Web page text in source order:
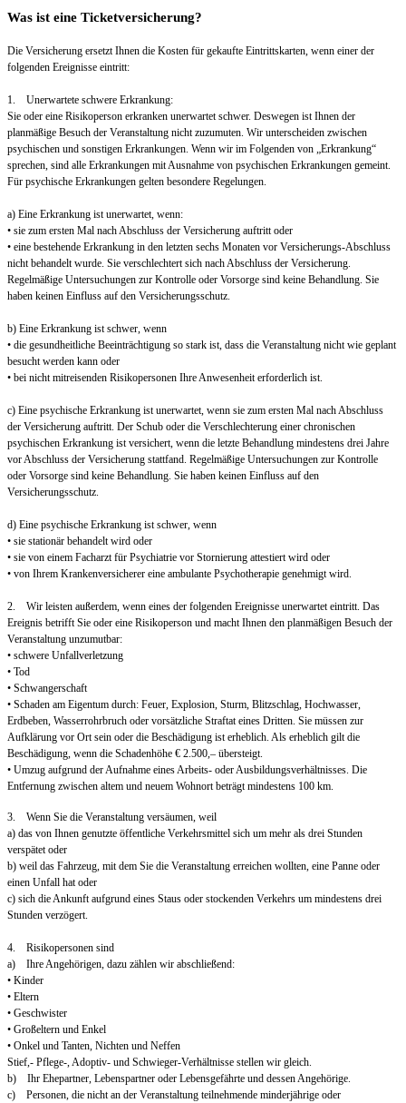
Was ist eine Ticketversicherung?
Die Versicherung ersetzt Ihnen die Kosten für gekaufte Eintrittskarten, wenn einer der
folgenden Ereignisse eintritt:
1. Unerwartete schwere Erkrankung:
Sie oder eine Risikoperson erkranken unerwartet schwer. Deswegen ist Ihnen der
planmäßige Besuch der Veranstaltung nicht zuzumuten. Wir unterscheiden zwischen
psychischen und sonstigen Erkrankungen. Wenn wir im Folgenden von „Erkrankung“
sprechen, sind alle Erkrankungen mit Ausnahme von psychischen Erkrankungen gemeint.
Für psychische Erkrankungen gelten besondere Regelungen.
a) Eine Erkrankung ist unerwartet, wenn:
• sie zum ersten Mal nach Abschluss der Versicherung auftritt oder
• eine bestehende Erkrankung in den letzten sechs Monaten vor Versicherungs-Abschluss
nicht behandelt wurde. Sie verschlechtert sich nach Abschluss der Versicherung.
Regelmäßige Untersuchungen zur Kontrolle oder Vorsorge sind keine Behandlung. Sie
haben keinen Einfluss auf den Versicherungsschutz.
b) Eine Erkrankung ist schwer, wenn
• die gesundheitliche Beeinträchtigung so stark ist, dass die Veranstaltung nicht wie geplant
besucht werden kann oder
• bei nicht mitreisenden Risikopersonen Ihre Anwesenheit erforderlich ist.
c) Eine psychische Erkrankung ist unerwartet, wenn sie zum ersten Mal nach Abschluss
der Versicherung auftritt. Der Schub oder die Verschlechterung einer chronischen
psychischen Erkrankung ist versichert, wenn die letzte Behandlung mindestens drei Jahre
vor Abschluss der Versicherung stattfand. Regelmäßige Untersuchungen zur Kontrolle
oder Vorsorge sind keine Behandlung. Sie haben keinen Einfluss auf den
Versicherungsschutz.
d) Eine psychische Erkrankung ist schwer, wenn
• sie stationär behandelt wird oder
• sie von einem Facharzt für Psychiatrie vor Stornierung attestiert wird oder
• von Ihrem Krankenversicherer eine ambulante Psychotherapie genehmigt wird.
2. Wir leisten außerdem, wenn eines der folgenden Ereignisse unerwartet eintritt. Das
Ereignis betrifft Sie oder eine Risikoperson und macht Ihnen den planmäßigen Besuch der
Veranstaltung unzumutbar:
• schwere Unfallverletzung
• Tod
• Schwangerschaft
• Schaden am Eigentum durch: Feuer, Explosion, Sturm, Blitzschlag, Hochwasser,
Erdbeben, Wasserrohrbruch oder vorsätzliche Straftat eines Dritten. Sie müssen zur
Aufklärung vor Ort sein oder die Beschädigung ist erheblich. Als erheblich gilt die
Beschädigung, wenn die Schadenhöhe € 2.500,– übersteigt.
• Umzug aufgrund der Aufnahme eines Arbeits- oder Ausbildungsverhältnisses. Die
Entfernung zwischen altem und neuem Wohnort beträgt mindestens 100 km.
3. Wenn Sie die Veranstaltung versäumen, weil
a) das von Ihnen genutzte öffentliche Verkehrsmittel sich um mehr als drei Stunden
verspätet oder
b) weil das Fahrzeug, mit dem Sie die Veranstaltung erreichen wollten, eine Panne oder
einen Unfall hat oder
c) sich die Ankunft aufgrund eines Staus oder stockenden Verkehrs um mindestens drei
Stunden verzögert.
4. Risikopersonen sind
a) Ihre Angehörigen, dazu zählen wir abschließend:
• Kinder
• Eltern
• Geschwister
• Großeltern und Enkel
• Onkel und Tanten, Nichten und Neffen
Stief,- Pflege-, Adoptiv- und Schwieger-Verhältnisse stellen wir gleich.
b) Ihr Ehepartner, Lebenspartner oder Lebensgefährte und dessen Angehörige.
c) Personen, die nicht an der Veranstaltung teilnehmende minderjährige oder